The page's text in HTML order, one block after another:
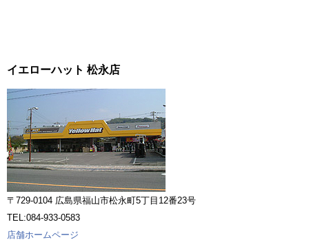
イエローハット 松永店
〒729-0104 広島県福山市松永町5丁目12番23号
TEL:084-933-0583
店舗ホームページ